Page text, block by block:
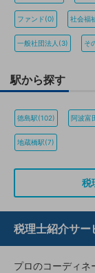
ファンド(0) 社会福
一般社団法人(3) そ
駅から探す
徳島駅(102) 阿波富
地蔵橋駅(7)
税
税理士紹介サー
プロのコーディネ